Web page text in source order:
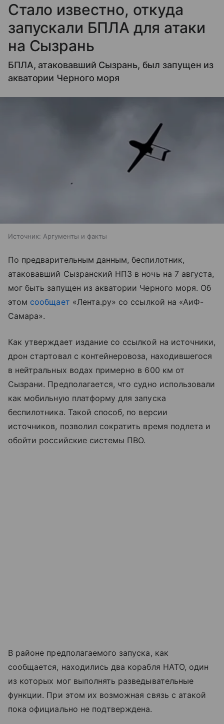
Стало известно, откуда
запускали БПЛА для атаки
на Сызрань
БПЛА, атаковавший Сызрань, был запущен из
акватории Черного моря
Источник: Аргументы и факты
По предварительным данным, беспилотник,
атаковавший Сызранский НПЗ в ночь на 7 августа,
мог быть запущен из акватории Черного моря. Об
этом сообщает «Лента.ру» со ссылкой на «АиФ-
Самара».
Как утверждает издание со ссылкой на источники,
дрон стартовал с контейнеровоза, находившегося
в нейтральных водах примерно в 600 км от
Сызрани. Предполагается, что судно использовали
как мобильную платформу для запуска
беспилотника. Такой способ, по версии
источников, позволил сократить время подлета и
обойти российские системы ПВО.
В районе предполагаемого запуска, как
сообщается, находились два корабля НАТО, один
из которых мог выполнять разведывательные
функции. При этом их возможная связь с атакой
пока официально не подтверждена.